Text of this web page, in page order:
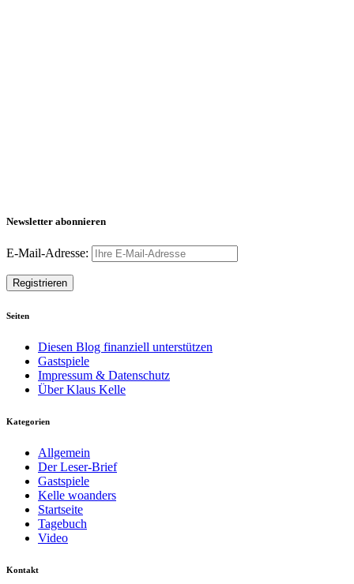
Newsletter abonnieren
E-Mail-Adresse:
Seiten
Diesen Blog finanziell unterstützen
Gastspiele
Impressum & Datenschutz
Über Klaus Kelle
Kategorien
Allgemein
Der Leser-Brief
Gastspiele
Kelle woanders
Startseite
Tagebuch
Video
Kontakt